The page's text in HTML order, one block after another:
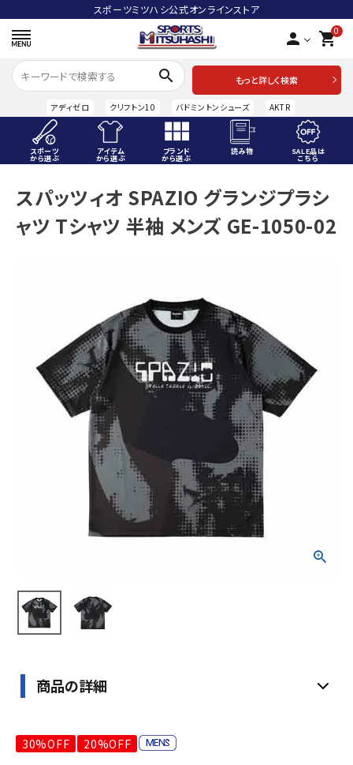
スポーツミツハシ公式オンラインストア
person 0
shopping_cart
search
もっと詳しく検索
アディゼロ クリフトン10 バドミントンシューズ AKTR
スポーツ
から選ぶ
アイテム
から選ぶ
ブランド
から選ぶ
読み物 SALE品は
こちら
ACCOUNT MENU
ようこそ ゲスト 様
アイテムから選ぶ
ブランドから選ぶ
SALE品はこちら
INFORMATIOM
プライバシーポリシー
スパッツィオ SPAZIO グランジプラシ
ャツ Tシャツ 半袖 メンズ GE-1050-02
商品の詳細
30%OFF 20%OFF